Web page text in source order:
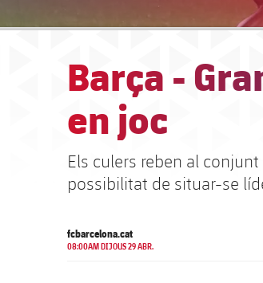
Barça -
en joc
Els culers reben al
possibilitat de situar-se
fcbarcelona.cat
08:00AM DIJOUS 29 ABR.